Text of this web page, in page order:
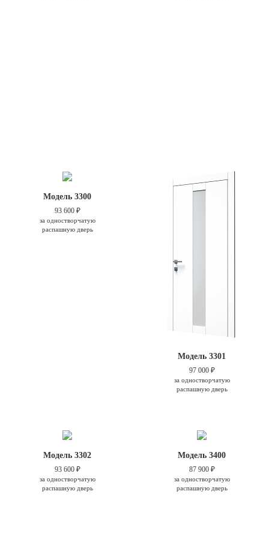
Модель 3300
93 600 ₽
за одностворчатую
распашную дверь
Модель 3301
97 000 ₽
за одностворчатую
распашную дверь
Модель 3302
93 600 ₽
за одностворчатую
распашную дверь
Модель 3400
87 900 ₽
за одностворчатую
распашную дверь